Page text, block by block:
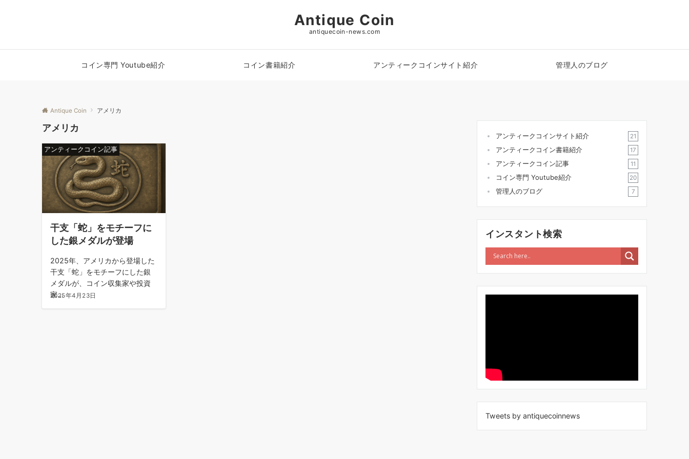
Antique Coin
antiquecoin-news.com
コイン専門 Youtube紹介 コイン書籍紹介 アンティークコインサイト紹介 管理人のブログ
Antique Coin アメリカ
アメリカ
アンティークコイン記事
干支「蛇」をモチーフに
した銀メダルが登場
2025年、アメリカから登場した
干支「蛇」をモチーフにした銀
メダルが、コイン収集家や投資
家...
2025年4月23日
アンティークコインサイト紹介 21
アンティークコイン書籍紹介 17
アンティークコイン記事 11
コイン専門 Youtube紹介 20
管理人のブログ 7
インスタント検索
Tweets by antiquecoinnews